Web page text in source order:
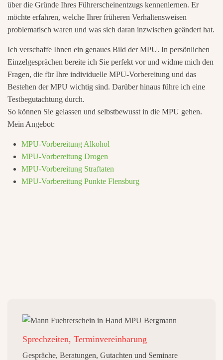
über die Gründe Ihres Führerscheinentzugs kennenlernen. Er
möchte erfahren, welche Ihrer früheren Verhaltensweisen
problematisch waren und was sich daran inzwischen geändert hat.
Ich verschaffe Ihnen ein genaues Bild der MPU. In persönlichen
Einzelgesprächen bereite ich Sie perfekt vor und widme mich den
Fragen, die für Ihre individuelle MPU-Vorbereitung und das
Bestehen der MPU wichtig sind. Darüber hinaus führe ich eine
Testbegutachtung durch.
So können Sie gelassen und selbstbewusst in die MPU gehen.
Mein Angebot:
MPU-Vorbereitung Alkohol
MPU-Vorbereitung Drogen
MPU-Vorbereitung Straftaten
MPU-Vorbereitung Punkte Flensburg
Sprechzeiten, Terminvereinbarung
Gespräche, Beratungen, Gutachten und Seminare